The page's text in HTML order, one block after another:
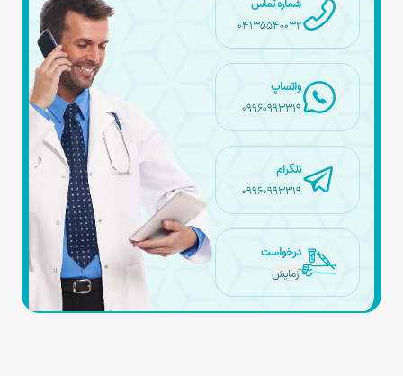
04135540032
واتساپ
09960993319
تلگرام
09960993319
درخواست
آزمایش